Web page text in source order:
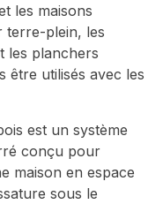
les maisons
terre-plein, les
les planchers
être utilisés avec les
est un système
conçu pour
maison en espace
sous le